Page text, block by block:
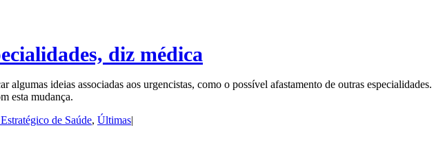
diz médica
ideias associadas aos urgencistas, como o possível afastamento de outras especialidades.
esta mudança.
de Saúde, Últimas|